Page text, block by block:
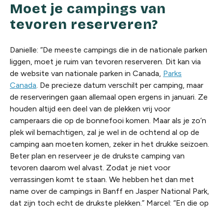
Moet je campings van
tevoren reserveren?
Danielle: “De meeste campings die in de nationale parken
liggen, moet je ruim van tevoren reserveren. Dit kan via
de website van nationale parken in Canada, Parks
Canada. De precieze datum verschilt per camping, maar
de reserveringen gaan allemaal open ergens in januari. Ze
houden altijd een deel van de plekken vrij voor
camperaars die op de bonnefooi komen. Maar als je zo’n
plek wil bemachtigen, zal je wel in de ochtend al op de
camping aan moeten komen, zeker in het drukke seizoen.
Beter plan en reserveer je de drukste camping van
tevoren daarom wel alvast. Zodat je niet voor
verrassingen komt te staan. We hebben het dan met
name over de campings in Banff en Jasper National Park,
dat zijn toch echt de drukste plekken.” Marcel: “En die op